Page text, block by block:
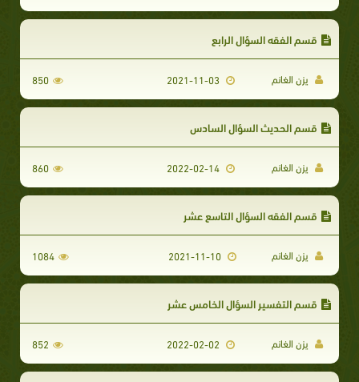
قسم الفقه السؤال الرابع
يزن الغانم 2021-11-03
850
قسم الحديث السؤال السادس
يزن الغانم 2022-02-14
860
قسم الفقه السؤال التاسع عشر
يزن الغانم 2021-11-10
1084
قسم التفسير السؤال الخامس عشر
يزن الغانم 852